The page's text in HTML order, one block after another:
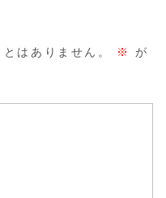
はありません。 ※
が